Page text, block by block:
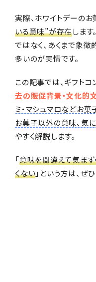
編集部おすすめ
実際、ホワイトデーの
いる意味”が存在しま
ではなく、あくまで象
多いのが実情です。
この記事では、ギフトコ
去の販促背景・文化的
ミ・マシュマロなどお
お菓子以外の意味、気
やすく解説します。
「意味を間違えて気まず
くない」という方は、ぜ